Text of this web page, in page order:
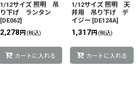
1/12サイズ 照明 吊
り下げ ランタン
[DE062]
2,278 円 (税込)
カートに入れる
1/12サイズ 照明 天
井用 吊り下げ デ
イジー [DE124A]
1,317円 (税込)
カートに入れる